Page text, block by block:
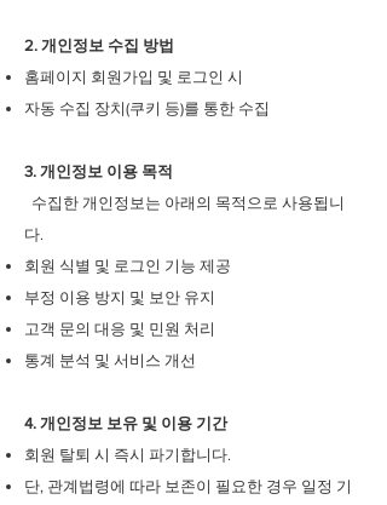
2. 개인정보 수집 방법
홈페이지 회원가입 및 로그인 시
자동 수집 장치(쿠키 등)를 통한 수집
3. 개인정보 이용 목적
수집한 개인정보는 아래의 목적으로 사용됩니
다.
회원 식별 및 로그인 기능 제공
부정 이용 방지 및 보안 유지
고객 문의 대응 및 민원 처리
통계 분석 및 서비스 개선
4. 개인정보 보유 및 이용 기간
회원 탈퇴 시 즉시 파기합니다.
단, 관계법령에 따라 보존이 필요한 경우 일정 기